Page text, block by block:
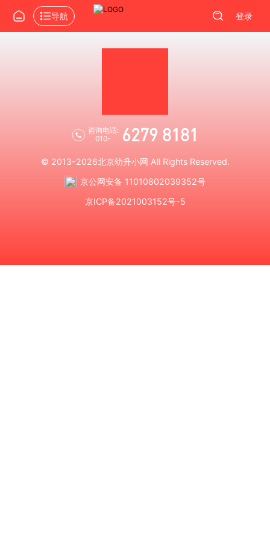
导航 登录
咨询电话:
010-
6279 8181
© 2013-2026北京幼升小网 All Rights Reserved.
京公网安备 11010802039352号
京ICP备2021003152号-5